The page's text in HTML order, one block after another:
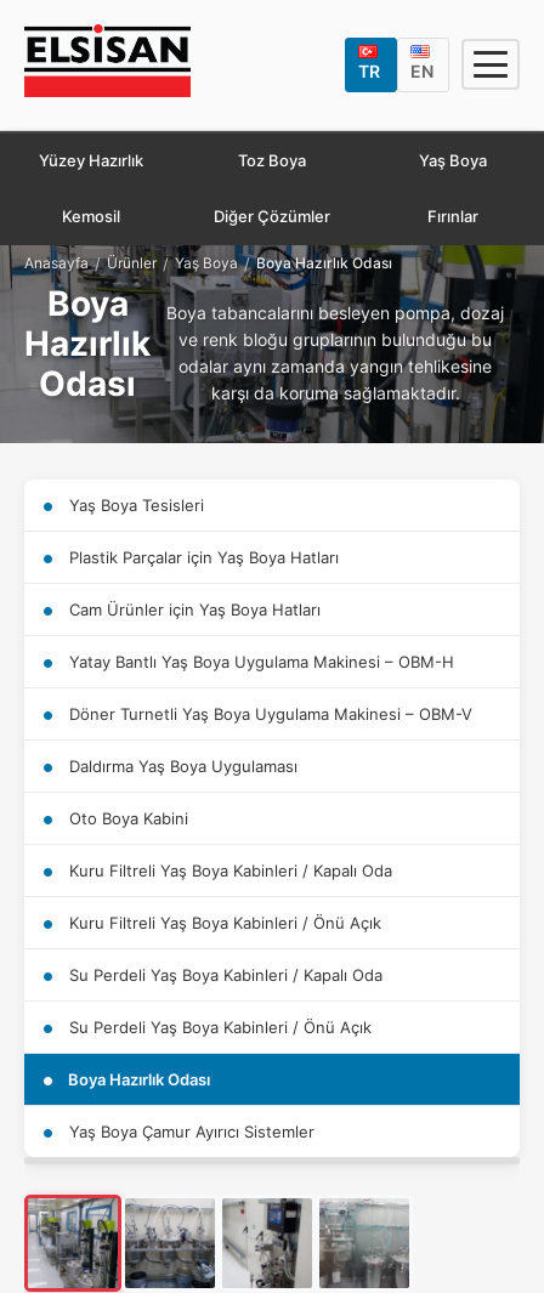
TR EN
Yüzey Hazırlık Toz Boya Yaş Boya
Kemosil Diğer Çözümler Fırınlar
Anasayfa / Ürünler / Yaş Boya / Boya Hazırlık Odası
Boya
Hazırlık
Odası
Boya tabancalarını besleyen pompa, dozaj
ve renk bloğu gruplarının bulunduğu bu
odalar aynı zamanda yangın tehlikesine
karşı da koruma sağlamaktadır.
Yaş Boya Tesisleri
Plastik Parçalar için Yaş Boya Hatları
Cam Ürünler için Yaş Boya Hatları
Yatay Bantlı Yaş Boya Uygulama Makinesi – OBM-H
Döner Turnetli Yaş Boya Uygulama Makinesi – OBM-V
Daldırma Yaş Boya Uygulaması
Oto Boya Kabini
Kuru Filtreli Yaş Boya Kabinleri / Kapalı Oda
Kuru Filtreli Yaş Boya Kabinleri / Önü Açık
Su Perdeli Yaş Boya Kabinleri / Kapalı Oda
Su Perdeli Yaş Boya Kabinleri / Önü Açık
Boya Hazırlık Odası
Yaş Boya Çamur Ayırıcı Sistemler